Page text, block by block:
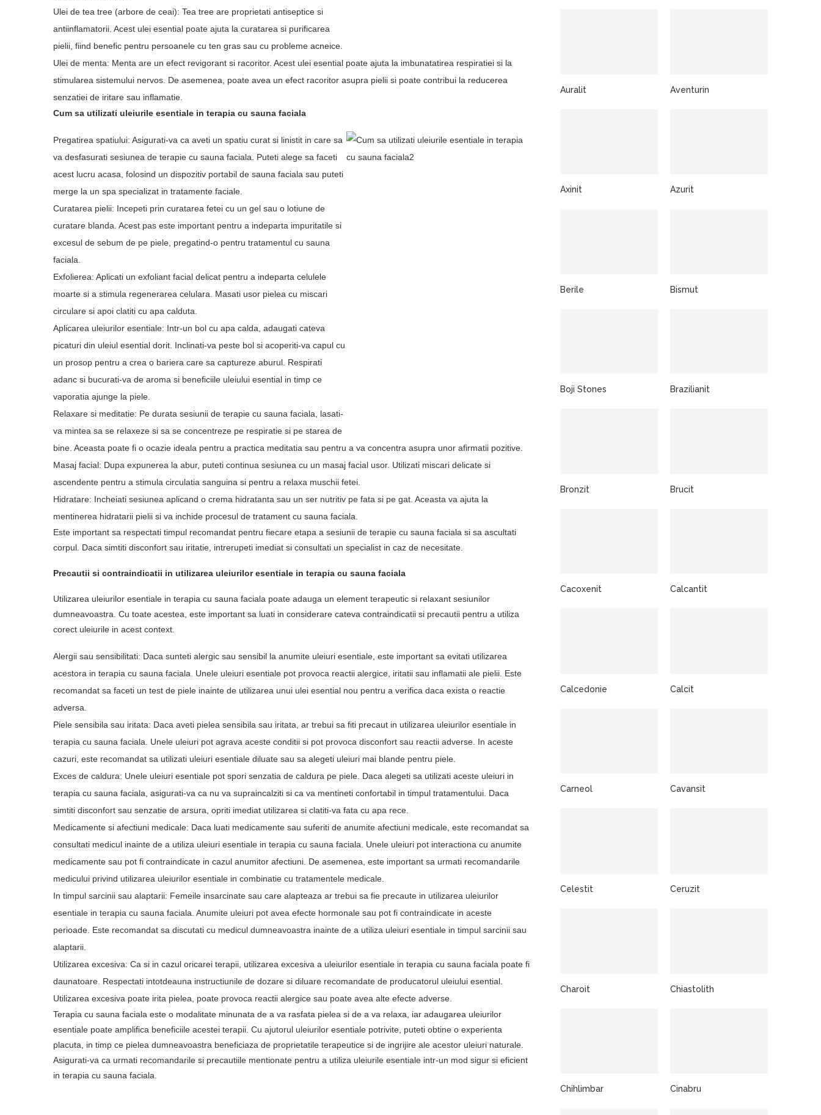
Ulei de tea tree (arbore de ceai): Tea tree are proprietati antiseptice si
antiinflamatorii. Acest ulei esential poate ajuta la curatarea si purificarea
pielii, fiind benefic pentru persoanele cu ten gras sau cu probleme acneice.
Ulei de menta: Menta are un efect revigorant si racoritor. Acest ulei esential poate ajuta la imbunatatirea respiratiei si la
stimularea sistemului nervos. De asemenea, poate avea un efect racoritor asupra pielii si poate contribui la reducerea
senzatiei de iritare sau inflamatie.
Cum sa utilizati uleiurile esentiale in terapia cu sauna faciala
Pregatirea spatiului: Asigurati-va ca aveti un spatiu curat si linistit in care sa
va desfasurati sesiunea de terapie cu sauna faciala. Puteti alege sa faceti
acest lucru acasa, folosind un dispozitiv portabil de sauna faciala sau puteti
merge la un spa specializat in tratamente faciale.
Curatarea pielii: Incepeti prin curatarea fetei cu un gel sau o lotiune de
curatare blanda. Acest pas este important pentru a indeparta impuritatile si
excesul de sebum de pe piele, pregatind-o pentru tratamentul cu sauna
faciala.
Exfolierea: Aplicati un exfoliant facial delicat pentru a indeparta celulele
moarte si a stimula regenerarea celulara. Masati usor pielea cu miscari
circulare si apoi clatiti cu apa calduta.
Aplicarea uleiurilor esentiale: Intr-un bol cu apa calda, adaugati cateva
picaturi din uleiul esential dorit. Inclinati-va peste bol si acoperiti-va capul cu
un prosop pentru a crea o bariera care sa captureze aburul. Respirati
adanc si bucurati-va de aroma si beneficiile uleiului esential in timp ce
vaporatia ajunge la piele.
Relaxare si meditatie: Pe durata sesiunii de terapie cu sauna faciala, lasati-
va mintea sa se relaxeze si sa se concentreze pe respiratie si pe starea de
bine. Aceasta poate fi o ocazie ideala pentru a practica meditatia sau pentru a va concentra asupra unor afirmatii pozitive.
Masaj facial: Dupa expunerea la abur, puteti continua sesiunea cu un masaj facial usor. Utilizati miscari delicate si
ascendente pentru a stimula circulatia sanguina si pentru a relaxa muschii fetei.
Hidratare: Incheiati sesiunea aplicand o crema hidratanta sau un ser nutritiv pe fata si pe gat. Aceasta va ajuta la
mentinerea hidratarii pielii si va inchide procesul de tratament cu sauna faciala.
Este important sa respectati timpul recomandat pentru fiecare etapa a sesiunii de terapie cu sauna faciala si sa ascultati
corpul. Daca simtiti disconfort sau iritatie, intrerupeti imediat si consultati un specialist in caz de necesitate.
Precautii si contraindicatii in utilizarea uleiurilor esentiale in terapia cu sauna faciala
Utilizarea uleiurilor esentiale in terapia cu sauna faciala poate adauga un element terapeutic si relaxant sesiunilor
dumneavoastra. Cu toate acestea, este important sa luati in considerare cateva contraindicatii si precautii pentru a utiliza
corect uleiurile in acest context.
Alergii sau sensibilitati: Daca sunteti alergic sau sensibil la anumite uleiuri esentiale, este important sa evitati utilizarea
acestora in terapia cu sauna faciala. Unele uleiuri esentiale pot provoca reactii alergice, iritatii sau inflamatii ale pielii. Este
recomandat sa faceti un test de piele inainte de utilizarea unui ulei esential nou pentru a verifica daca exista o reactie
adversa.
Piele sensibila sau iritata: Daca aveti pielea sensibila sau iritata, ar trebui sa fiti precaut in utilizarea uleiurilor esentiale in
terapia cu sauna faciala. Unele uleiuri pot agrava aceste conditii si pot provoca disconfort sau reactii adverse. In aceste
cazuri, este recomandat sa utilizati uleiuri esentiale diluate sau sa alegeti uleiuri mai blande pentru piele.
Exces de caldura: Unele uleiuri esentiale pot spori senzatia de caldura pe piele. Daca alegeti sa utilizati aceste uleiuri in
terapia cu sauna faciala, asigurati-va ca nu va supraincalziti si ca va mentineti confortabil in timpul tratamentului. Daca
simtiti disconfort sau senzatie de arsura, opriti imediat utilizarea si clatiti-va fata cu apa rece.
Medicamente si afectiuni medicale: Daca luati medicamente sau suferiti de anumite afectiuni medicale, este recomandat sa
consultati medicul inainte de a utiliza uleiuri esentiale in terapia cu sauna faciala. Unele uleiuri pot interactiona cu anumite
medicamente sau pot fi contraindicate in cazul anumitor afectiuni. De asemenea, este important sa urmati recomandarile
medicului privind utilizarea uleiurilor esentiale in combinatie cu tratamentele medicale.
In timpul sarcinii sau alaptarii: Femeile insarcinate sau care alapteaza ar trebui sa fie precaute in utilizarea uleiurilor
esentiale in terapia cu sauna faciala. Anumite uleiuri pot avea efecte hormonale sau pot fi contraindicate in aceste
perioade. Este recomandat sa discutati cu medicul dumneavoastra inainte de a utiliza uleiuri esentiale in timpul sarcinii sau
alaptarii.
Utilizarea excesiva: Ca si in cazul oricarei terapii, utilizarea excesiva a uleiurilor esentiale in terapia cu sauna faciala poate fi
daunatoare. Respectati intotdeauna instructiunile de dozare si diluare recomandate de producatorul uleiului esential.
Utilizarea excesiva poate irita pielea, poate provoca reactii alergice sau poate avea alte efecte adverse.
Terapia cu sauna faciala este o modalitate minunata de a va rasfata pielea si de a va relaxa, iar adaugarea uleiurilor
esentiale poate amplifica beneficiile acestei terapii. Cu ajutorul uleiurilor esentiale potrivite, puteti obtine o experienta
placuta, in timp ce pielea dumneavoastra beneficiaza de proprietatile terapeutice si de ingrijire ale acestor uleiuri naturale.
Asigurati-va ca urmati recomandarile si precautiile mentionate pentru a utiliza uleiurile esentiale intr-un mod sigur si eficient
in terapia cu sauna faciala.
Auralit Aventurin
Axinit Azurit
Berile Bismut
Boji Stones Brazilianit
Bronzit Brucit
Cacoxenit Calcantit
Calcedonie Calcit
Carneol Cavansit
Celestit Ceruzit
Charoit Chiastolith
Chihlimbar Cinabru